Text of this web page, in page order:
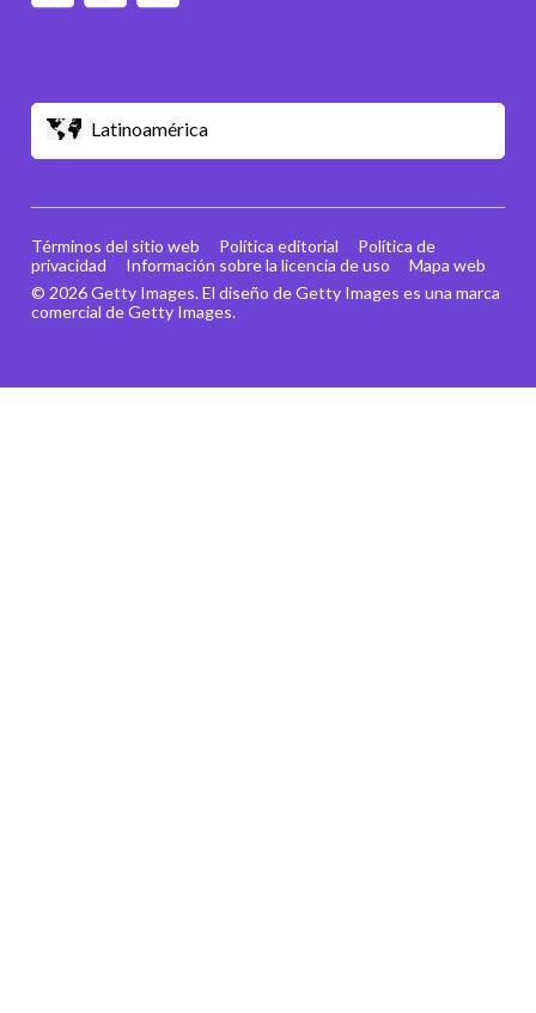
Latinoamérica
© 2026 Getty Images. El diseño de Getty Images es una marca
comercial de Getty Images.
Términos del sitio web Política editorial
Política de
privacidad
Información sobre la licencia de uso Mapa web